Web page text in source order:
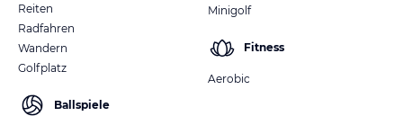
Reiten
Radfahren
Wandern
Golfplatz
Ballspiele
Minigolf
Fitness
Aerobic